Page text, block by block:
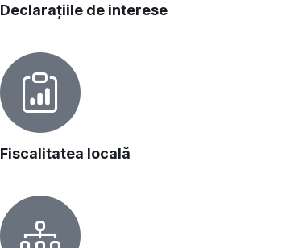
Declarațiile de interese
Fiscalitatea locală